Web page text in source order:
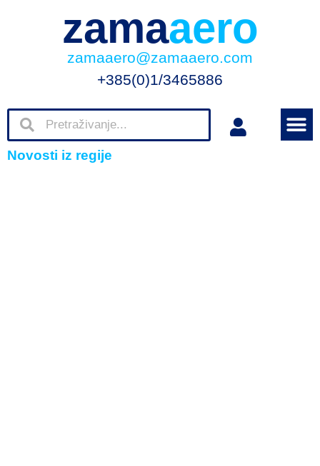
zamaaero
zamaaero@zamaaero.com
+385(0)1/3465886
Novosti iz regije